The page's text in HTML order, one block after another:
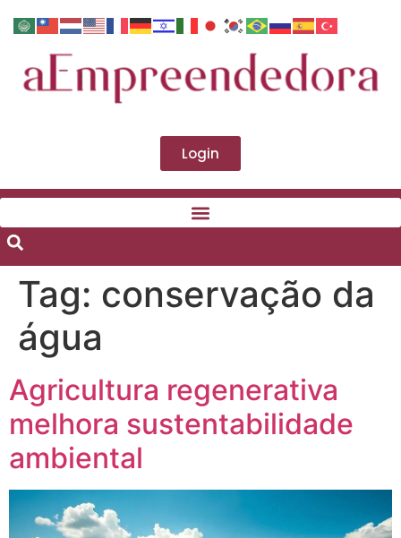
Login
Tag: conservação da
água
Agricultura regenerativa
melhora sustentabilidade
ambiental